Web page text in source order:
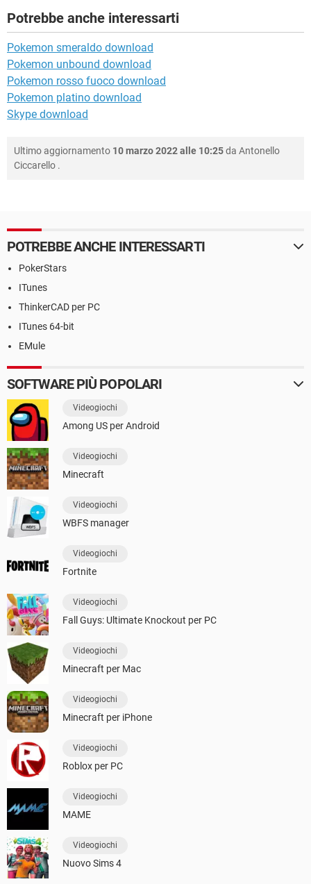
Potrebbe anche interessarti
Pokemon smeraldo download
Pokemon unbound download
Pokemon rosso fuoco download
Pokemon platino download
Skype download
Ultimo aggiornamento 10 marzo 2022 alle 10:25da Antonello
Ciccarello .
POTREBBE ANCHE INTERESSARTI
PokerStars
ITunes
ThinkerCAD per PC
ITunes 64-bit
EMule
SOFTWARE PIÙ POPOLARI
Videogiochi
Among US per Android
Videogiochi
Minecraft
Videogiochi
WBFS manager
Videogiochi
Fortnite
Videogiochi
Fall Guys: Ultimate Knockout per PC
Videogiochi
Minecraft per Mac
Videogiochi
Minecraft per iPhone
Videogiochi
Roblox per PC
Videogiochi
MAME
Videogiochi
Nuovo Sims 4